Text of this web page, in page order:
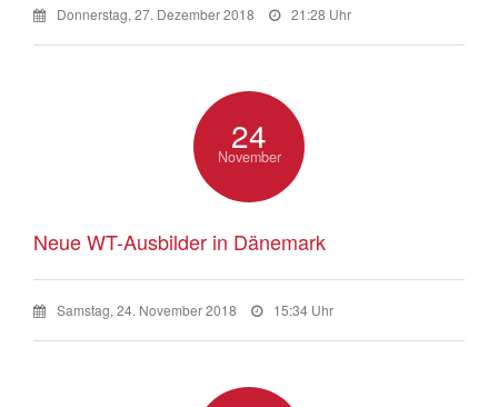
Donnerstag, 27. Dezember 2018 21:28 Uhr
24
November
Neue WT-Ausbilder in Dänemark
Samstag, 24. November 2018 15:34 Uhr